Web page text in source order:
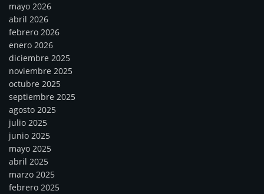
mayo 2026
abril 2026
febrero 2026
enero 2026
diciembre 2025
noviembre 2025
octubre 2025
septiembre 2025
agosto 2025
julio 2025
junio 2025
mayo 2025
abril 2025
marzo 2025
febrero 2025